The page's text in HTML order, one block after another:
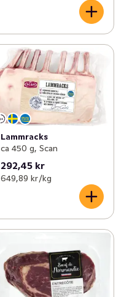
Lammracks
ca 450 g, Scan
292,45 kr
649,89 kr /kg